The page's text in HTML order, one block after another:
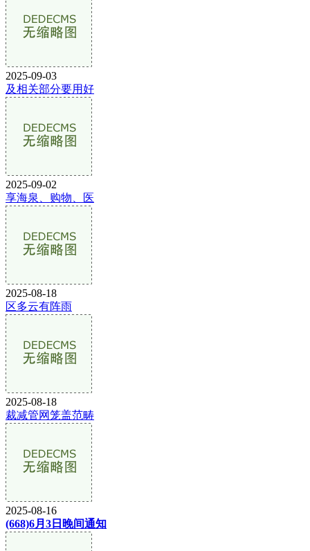
2025-09-03
及相关部分要用好
2025-09-02
享海泉、购物、医
2025-08-18
区多云有阵雨
2025-08-18
裁减管网笼盖范畴
2025-08-16
(668)6月3日晚间通知